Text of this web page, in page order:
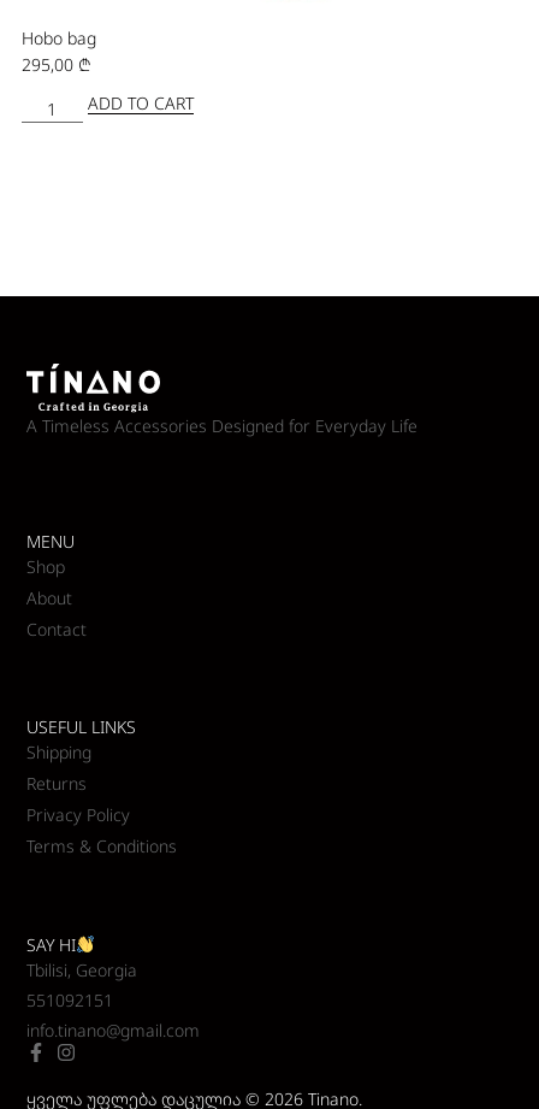
Hobo bag
295,00 ₾
ADD TO CART
A Timeless Accessories Designed for Everyday Life
MENU
Shop
About
Contact
USEFUL LINKS
Shipping
Returns
Privacy Policy
Terms & Conditions
SAY HI
Tbilisi, Georgia
551092151
info.tinano@gmail.com
ყველა უფლება დაცულია © 2026 Tinano.